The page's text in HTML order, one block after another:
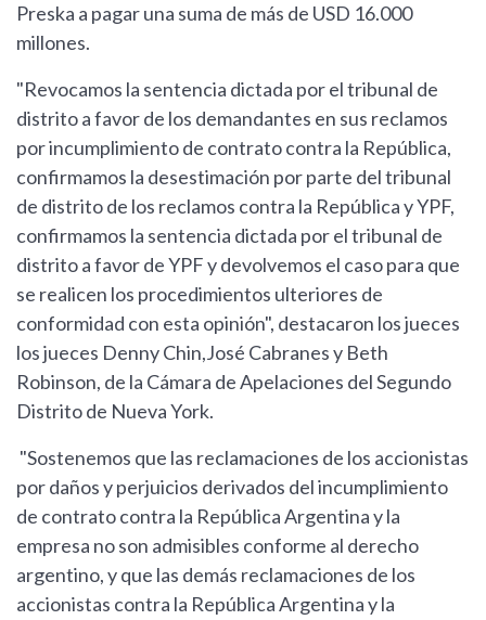
Preska a pagar una suma de más de USD 16.000
millones.
"Revocamos la sentencia dictada por el tribunal de
distrito a favor de los demandantes en sus reclamos
por incumplimiento de contrato contra la República,
confirmamos la desestimación por parte del tribunal
de distrito de los reclamos contra la República y YPF,
confirmamos la sentencia dictada por el tribunal de
distrito a favor de YPF y devolvemos el caso para que
se realicen los procedimientos ulteriores de
conformidad con esta opinión", destacaron los jueces
los jueces Denny Chin,José Cabranes y Beth
Robinson, de la Cámara de Apelaciones del Segundo
Distrito de Nueva York.
"Sostenemos que las reclamaciones de los accionistas
por daños y perjuicios derivados del incumplimiento
de contrato contra la República Argentina y la
empresa no son admisibles conforme al derecho
argentino, y que las demás reclamaciones de los
accionistas contra la República Argentina y la